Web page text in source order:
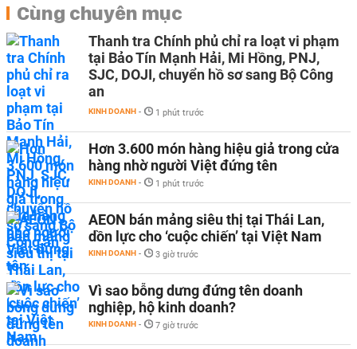
Cùng chuyên mục
Thanh tra Chính phủ chỉ ra loạt vi phạm
tại Bảo Tín Mạnh Hải, Mi Hồng, PNJ,
SJC, DOJI, chuyển hồ sơ sang Bộ Công
an
KINH DOANH - 1 phút trước
Hơn 3.600 món hàng hiệu giả trong cửa
hàng nhờ người Việt đứng tên
KINH DOANH - 1 phút trước
AEON bán mảng siêu thị tại Thái Lan,
dồn lực cho ‘cuộc chiến’ tại Việt Nam
KINH DOANH - 3 giờ trước
Vì sao bỗng dưng đứng tên doanh
nghiệp, hộ kinh doanh?
KINH DOANH - 7 giờ trước